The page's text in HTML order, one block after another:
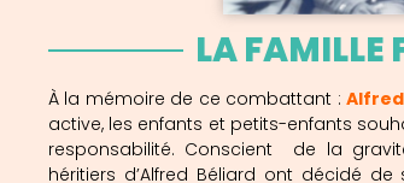
LA FAMILLE
À la mémoire de ce combattant :
active, les enfants et petits-enfants
responsabilité. Conscient de la
héritiers d’Alfred Béliard ont décidé